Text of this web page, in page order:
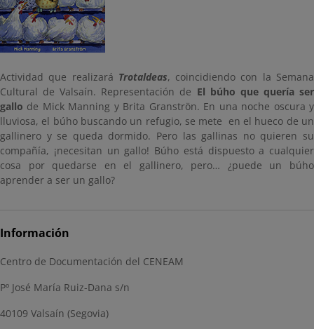
Actividad que realizará Trotaldeas, coincidiendo con la Semana
Cultural de Valsaín. Representación de El búho que quería ser
gallo de Mick Manning y Brita Granströn. En una noche oscura y
lluviosa, el búho buscando un refugio, se mete en el hueco de un
gallinero y se queda dormido. Pero las gallinas no quieren su
compañía, ¡necesitan un gallo! Búho está dispuesto a cualquier
cosa por quedarse en el gallinero, pero… ¿puede un búho
aprender a ser un gallo?
Información
Centro de Documentación del CENEAM
Pº José María Ruiz-Dana s/n
40109 Valsaín (Segovia)